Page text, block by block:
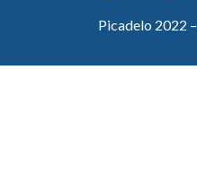
Picadelo 2022 –